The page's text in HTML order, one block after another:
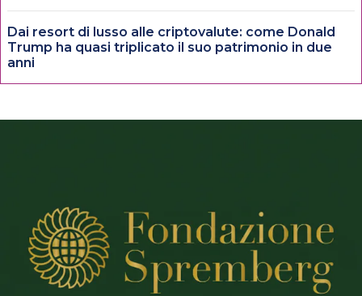
Dai resort di lusso alle criptovalute: come Donald
Trump ha quasi triplicato il suo patrimonio in due
anni